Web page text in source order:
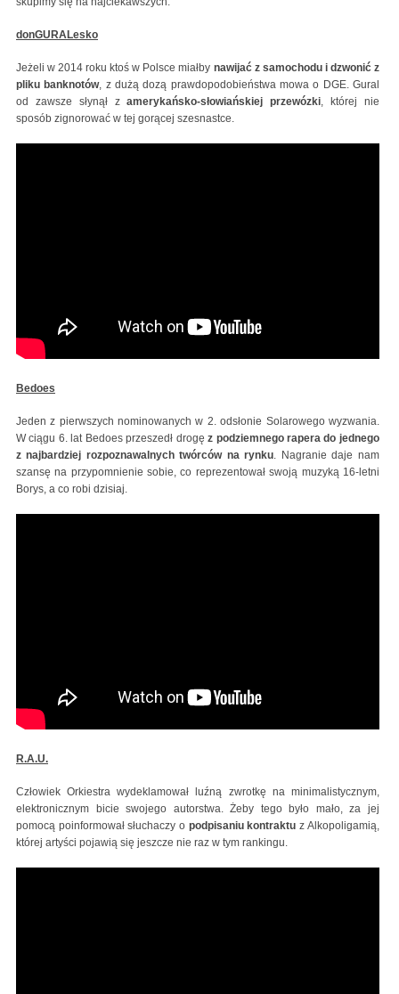
donGURALesko
Jeżeli w 2014 roku ktoś w Polsce miałby nawijać z samochodu i dzwonić z
pliku banknotów, z dużą dozą prawdopodobieństwa mowa o DGE. Gural
od zawsze słynął zamerykańsko-słowiańskiej przewózki, której nie
sposób zignorować w tej gorącej szesnastce.
Bedoes
Jeden z pierwszych nominowanych w 2. odsłonie Solarowego wyzwania.
W ciągu 6. lat Bedoes przeszedł drogęz podziemnego rapera do jednego
z najbardziej rozpoznawalnych twórców na rynku. Nagranie daje nam
szansę na przypomnienie sobie, co reprezentował swoją muzyką 16-letni
Borys, a co robi dzisiaj.
R.A.U.
Człowiek Orkiestra wydeklamował luźną zwrotkę na minimalistycznym,
elektronicznym bicie swojego autorstwa. Żeby tego było mało, za jej
pomocą poinformował słuchaczy o podpisaniu kontraktu z Alkopoligamią,
której artyści pojawią się jeszcze nie raz w tym rankingu.